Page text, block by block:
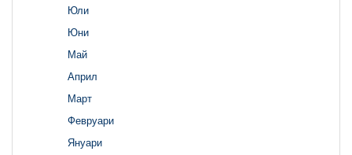
Юли
Юни
Май
Април
Март
Февруари
Януари